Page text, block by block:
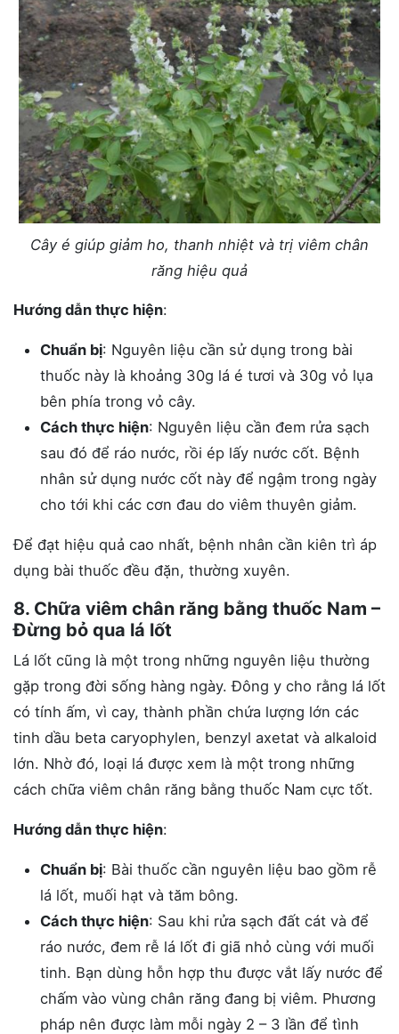
Cây é giúp giảm ho, thanh nhiệt và trị viêm chân
răng hiệu quả
Hướng dẫn thực hiện:
Chuẩn bị: Nguyên liệu cần sử dụng trong bài
thuốc này là khoảng 30g lá é tươi và 30g vỏ lụa
bên phía trong vỏ cây.
Cách thực hiện: Nguyên liệu cần đem rửa sạch
sau đó để ráo nước, rồi ép lấy nước cốt. Bệnh
nhân sử dụng nước cốt này để ngậm trong ngày
cho tới khi các cơn đau do viêm thuyên giảm.
Để đạt hiệu quả cao nhất, bệnh nhân cần kiên trì áp
dụng bài thuốc đều đặn, thường xuyên.
8. Chữa viêm chân răng bằng thuốc Nam –
Đừng bỏ qua lá lốt
Lá lốt cũng là một trong những nguyên liệu thường
gặp trong đời sống hàng ngày. Đông y cho rằng lá lốt
có tính ấm, vì cay, thành phần chứa lượng lớn các
tinh dầu beta caryophylen, benzyl axetat và alkaloid
lớn. Nhờ đó, loại lá được xem là một trong những
cách chữa viêm chân răng bằng thuốc Nam cực tốt.
Hướng dẫn thực hiện:
Chuẩn bị: Bài thuốc cần nguyên liệu bao gồm rễ
lá lốt, muối hạt và tăm bông.
Cách thực hiện: Sau khi rửa sạch đất cát và để
ráo nước, đem rễ lá lốt đi giã nhỏ cùng với muối
tinh. Bạn dùng hỗn hợp thu được vắt lấy nước để
chấm vào vùng chân răng đang bị viêm. Phương
pháp nên được làm mỗi ngày 2 – 3 lần để tình